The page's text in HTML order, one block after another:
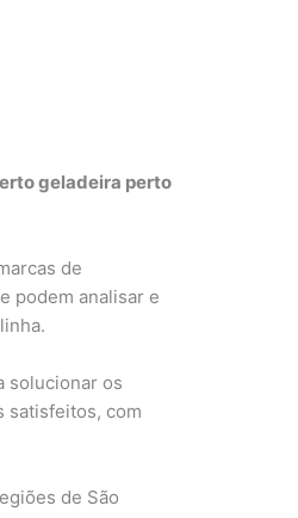
geladeira perto
de
podem analisar e
solucionar os
satisfeitos, com
de São